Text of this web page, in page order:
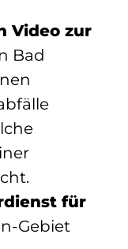
Video zur
Bad
für
Gebiet